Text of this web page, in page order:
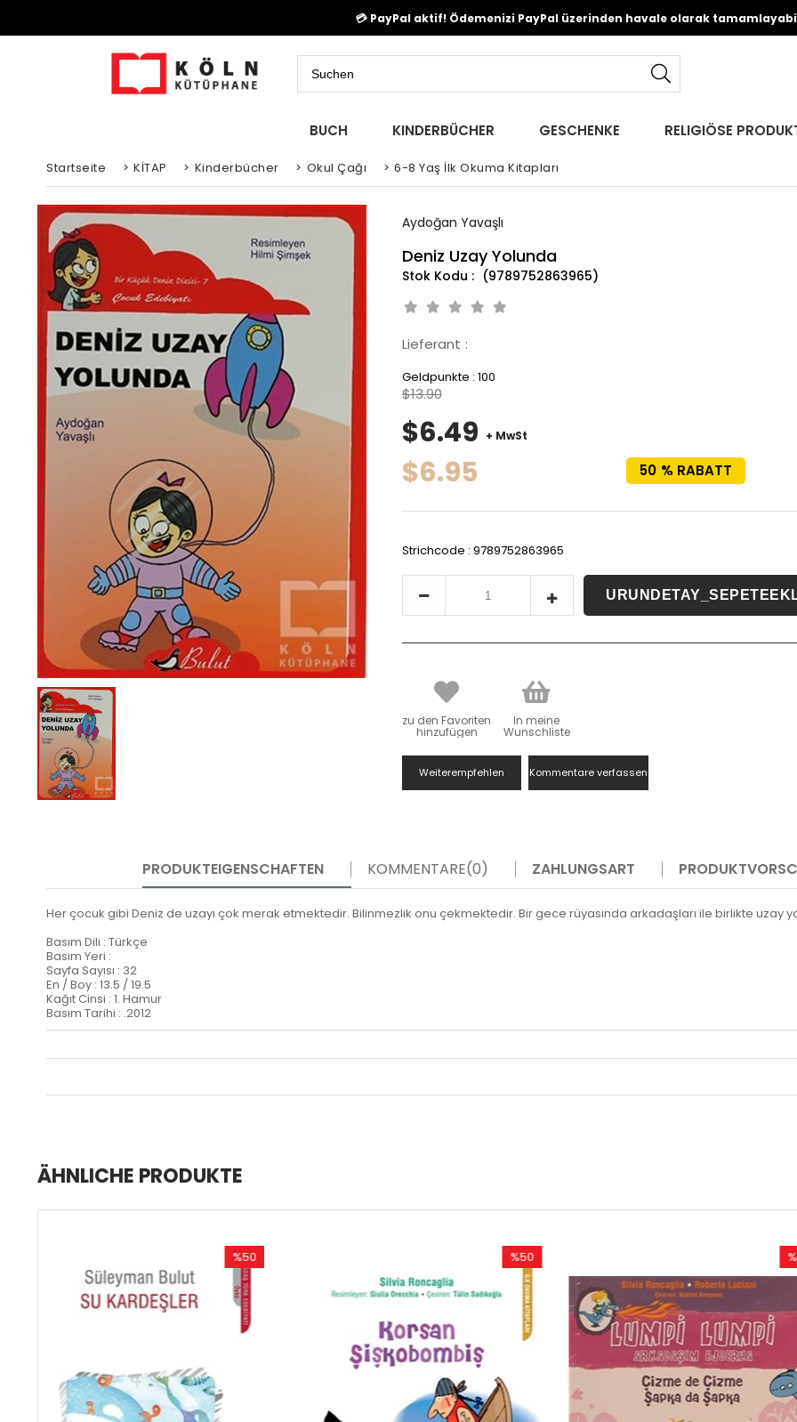
💳 PayPal aktif! Ödemenizi PayPal üzerinden havale olarak
BUCH KINDERBÜCHER GESCHENKE RELIGIÖSE
Startseite > KİTAP > Kinderbücher > Okul Çağı > 6-8 Yaş İlk Okuma Kitapları
Aydoğan Yavaşlı
Deniz Uzay Yolunda
(9789752863965)
Lieferant :
Geldpunkte : 100
%
50 RABATT
$13.90
$6.49 + MwSt
$6.95
Strichcode : 9789752863965
zu den Favoriten
hinzufügen
In meine
Wunschliste
Weiterempfehlen Kommentare verfassen
PRODUKTEIGENSCHAFTEN KOMMENTARE(0) ZAHLUNGSART
Her çocuk gibi Deniz de uzayı çok merak etmektedir. Bilinmezlik onu çekmektedir. Bir gece rüyasında arkadaşları ile birlikte uzay
Basım Dili : Türkçe
Basım Yeri :
Sayfa Sayısı : 32
En / Boy : 13.5 / 19.5
Kağıt Cinsi : 1. Hamur
Basım Tarihi : .2012
ÄHNLICHE PRODUKTE
%50Rabatt
%50Rabatt
Rabatt
%50Rabatt